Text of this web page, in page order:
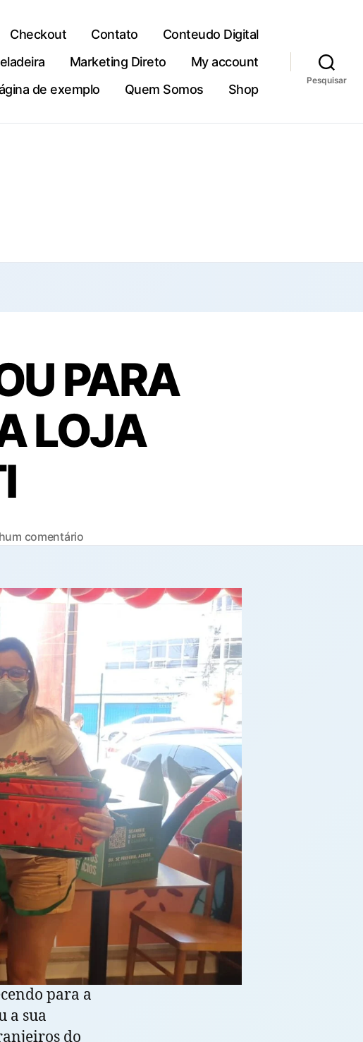
Checkout Contato
Conteudo Digital
Marketing Direto
My account
de exemplo Quem Somos Shop
Pesquisar
PARA
LOJA
comentárioem
PAROU
PARA
HORTIFRUTI
para a
a sua
do